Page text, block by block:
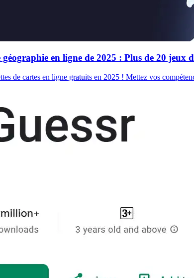
en ligne de 2025 : Plus de 20 jeux
de cartes en ligne gratuits en 2025 ! Mettez vos